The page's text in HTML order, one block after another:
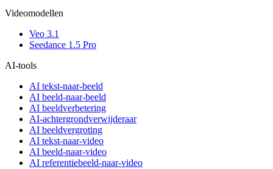
Videomodellen
Veo 3.1
Seedance 1.5 Pro
AI-tools
AI tekst-naar-beeld
AI beeld-naar-beeld
AI beeldverbetering
AI-achtergrondverwijderaar
AI beeldvergroting
AI tekst-naar-video
AI beeld-naar-video
AI referentiebeeld-naar-video